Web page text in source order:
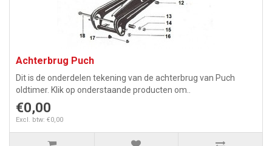
Achterbrug Puch
Dit is de onderdelen tekening van de achterbrug van Puch
oldtimer. Klik op onderstaande producten om..
€0,00
Excl. btw: €0,00